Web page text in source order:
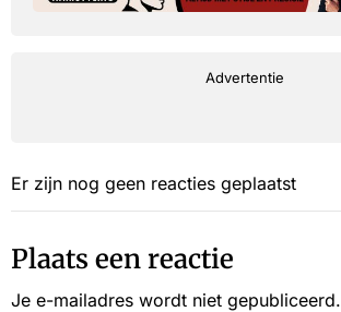
Advertentie
Er zijn nog geen reacties geplaatst
Plaats een reactie
Je e-mailadres wordt niet gepubliceerd.